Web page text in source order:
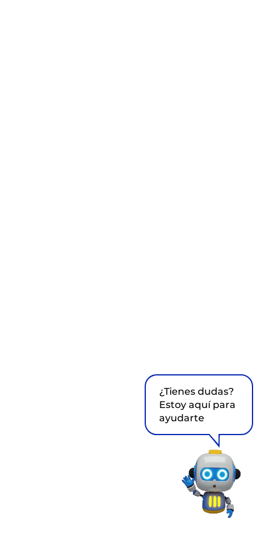
¿Tienes dudas?
Estoy aquí para
ayudarte